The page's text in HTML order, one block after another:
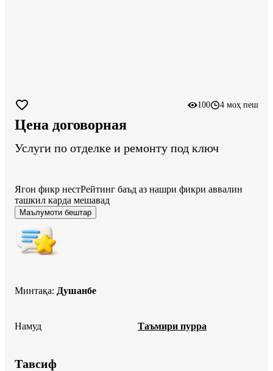
100 4 моҳ пеш
Цена договорная
Услуги по отделке и ремонту под ключ
Ягон фикр нестРейтинг баъд аз нашри фикри аввалин
ташкил карда мешавад
Маълумоти бештар
Минтақа: Душанбе
Намуд Таъмири пурра
Тавсиф